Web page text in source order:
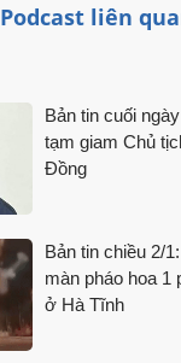
Podcast liên
Bản tin cuối
tạm giam Chủ
Đồng
Bản tin chiều 2/
màn pháo hoa 1
ở Hà Tĩnh